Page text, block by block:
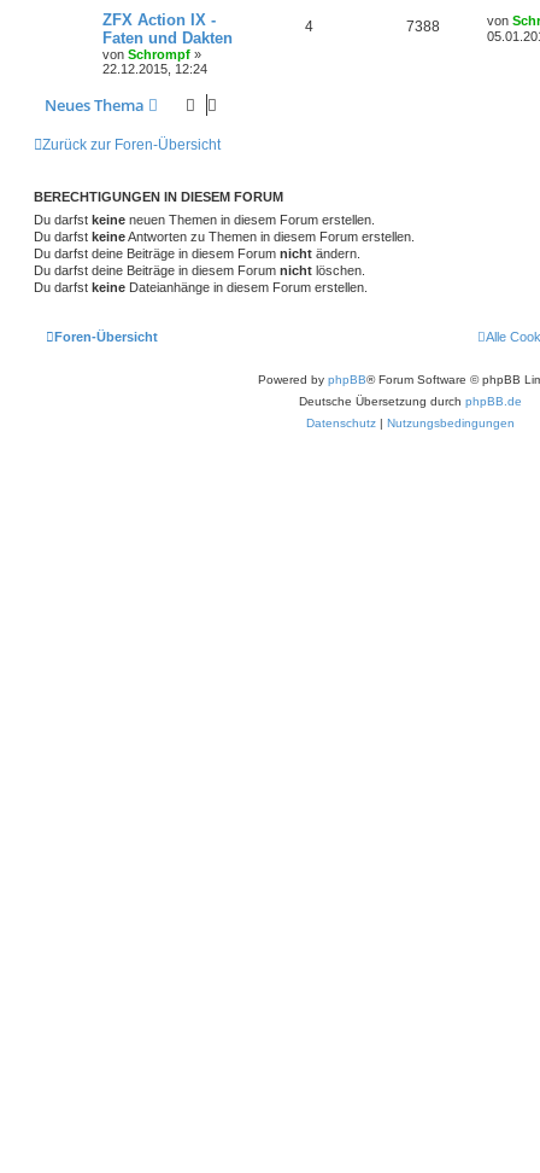
ZFX Action IX -
Faten und Dakten
von Schrompf »
22.12.2015, 12:24
4 7388 von
Neues Thema
Zurück zur Foren-Übersicht
BERECHTIGUNGEN IN DIESEM FORUM
Du darfst keine neuen Themen in diesem Forum erstellen.
Du darfst keineAntworten zu Themen in diesem Forum erstellen.
Du darfst deine Beiträge in diesem Forum nicht ändern.
Du darfst deine Beiträge in diesem Forum nicht löschen.
Du darfst keine Dateianhänge in diesem Forum erstellen.
Foren-Übersicht Alle
Powered by phpBB® Forum Software © phpBB
Deutsche Übersetzung durch phpBB.de
Datenschutz | Nutzungsbedingungen